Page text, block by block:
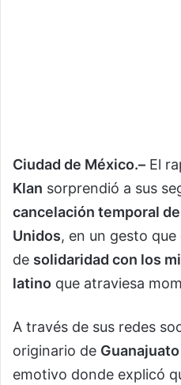
Ciudad de México.– El
Klan sorprendió a sus
cancelación temporal
Unidos, en un gesto
de solidaridad con los
latino que atraviesa
A través de sus redes
originario de Guanajuato
emotivo donde explicó